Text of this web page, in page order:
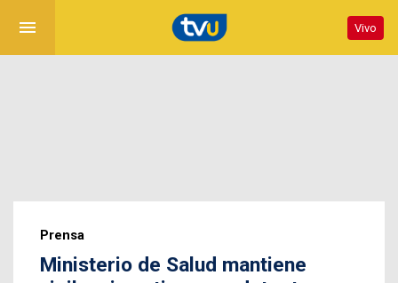
menu Vivo
Prensa
Ministerio de Salud mantiene